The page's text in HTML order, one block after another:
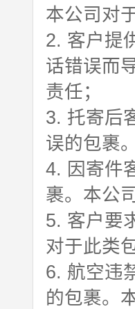
本公司对
2. 客户提
话错误而
责任；
3. 托寄后
误的包裹
4. 因寄件
裹。本公
5. 客户要
对于此类
6. 航空违
的包裹。